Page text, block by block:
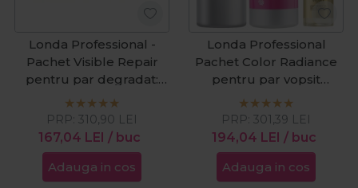
Londa Professional -
Pachet Visible Repair
pentru par degradat:
sampon 1000ml + masca
750ml + ulei Velvet Oil
100ml
167,04 LEI / buc
PRP: 310,90 LEI
Adauga in cos
Londa Professional
Pachet Color Radiance
pentru par vopsit
sampon 1000ml +
balsam 1000ml + ulei cu
argan Velvet 100ml
194,04 LEI / buc
PRP: 301,39 LEI
Adauga in cos